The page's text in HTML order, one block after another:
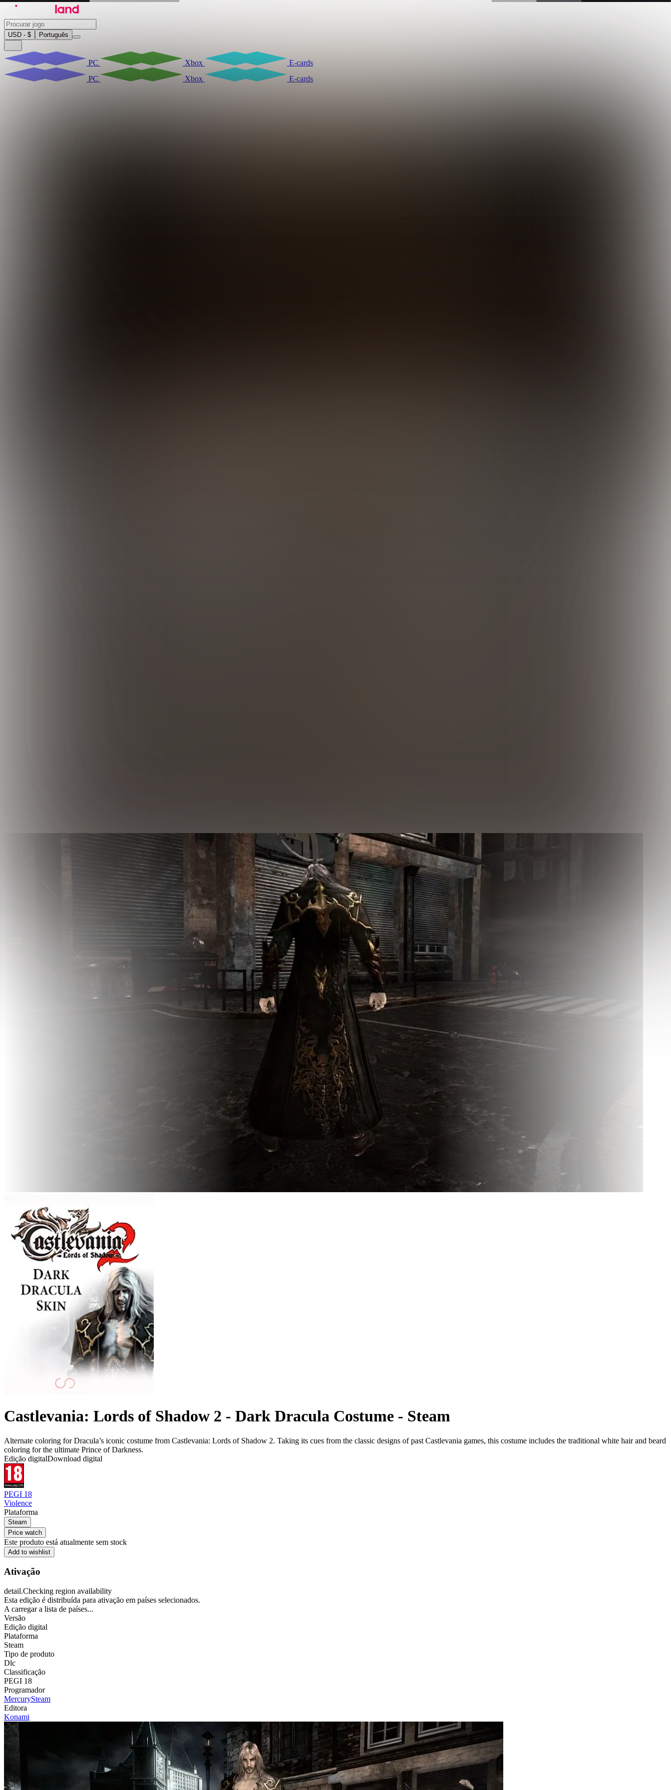
USD - $ Português
PC Xbox
E-cards
PC
Xbox E-cards
Castlevania: Lords of Shadow 2 - Dark Dracula Costume - Steam
Alternate coloring for Dracula’s iconic costume from Castlevania: Lords of Shadow 2. Taking its cues from the classic designs of past Castlevania games, this costume includes the traditional white hair and beard
coloring for the ultimate Prince of Darkness.
Edição digitalDownload digital
PEGI 18
Violence
Plataforma
Steam
Price watch
Este produto está atualmente sem stock
Add to wishlist
Ativação
detail.Checking region availability
Esta edição é distribuída para ativação em países selecionados.
A carregar a lista de países...
Versão
Edição digital
Plataforma
Steam
Tipo de produto
Dlc
Classificação
PEGI 18
Programador
MercurySteam
Editora
Konami